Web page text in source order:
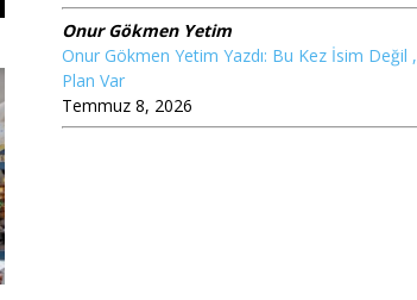
Onur Gökmen Yetim
Onur Gökmen Yetim Yazdı: Bu Kez İsim Değil ,
Plan Var
Temmuz 8, 2026